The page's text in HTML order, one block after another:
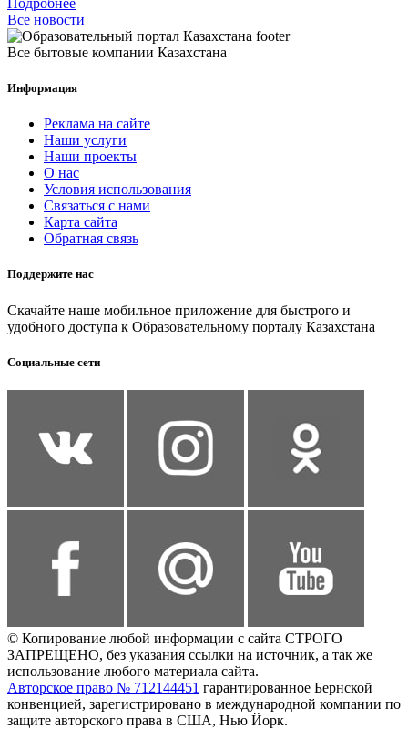
Подробнее
Все новости
Все бытовые компании Казахстана
Информация
Реклама на сайте
Наши услуги
Наши проекты
О нас
Условия использования
Связаться с нами
Карта сайта
Обратная связь
Поддержите нас
Скачайте наше мобильное приложение для быстрого и
удобного доступа к Образовательному порталу Казахстана
Социальные сети
© Копирование любой информации с сайта СТРОГО
ЗАПРЕЩЕНО, без указания ссылки на источник, а так же
использование любого материала сайта.
Авторское право № 712144451 гарантированное Бернской
конвенцией, зарегистрировано в международной компании по
защите авторского права в США, Нью Йорк.